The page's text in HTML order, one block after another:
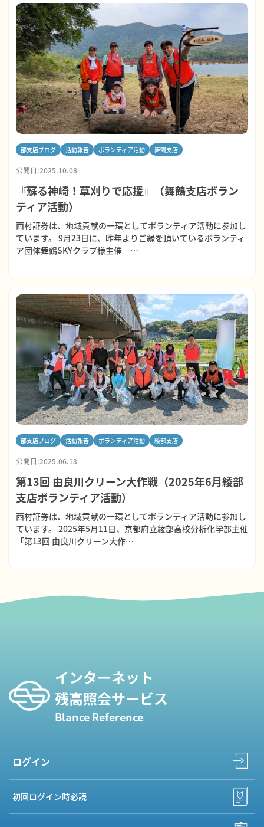
部支店ブログ 活動報告 ボランティア活動 舞鶴支店
公開日:2025.10.08
『蘇る神崎！草刈りで応援』（舞鶴支店ボラン
ティア活動）
西村証券は、地域貢献の一環としてボランティア活動に参加し
ています。 9月23日に、昨年よりご縁を頂いているボランティ
ア団体舞鶴SKYクラブ様主催『…
部支店ブログ 活動報告 ボランティア活動 綾部支店
公開日:2025.06.13
第13回 由良川クリーン大作戦（2025年6月綾部
支店ボランティア活動）
西村証券は、地域貢献の一環としてボランティア活動に参加し
ています。 2025年5月11日、京都府⽴綾部⾼校分析化学部主催
「第13回 由良川クリーン大作…
インターネット
残高照会サービス
Blance Reference
ログイン
初回ログイン時必読